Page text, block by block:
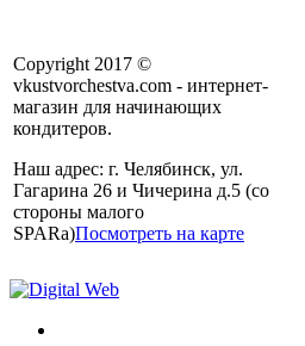
Copyright 2017 ©
vkustvorchestva.com - интернет-
магазин для начинающих
кондитеров.
Наш адрес: г. Челябинск, ул.
Гагарина 26 и Чичерина д.5 (со
стороны малого
SPARa)Посмотреть на карте